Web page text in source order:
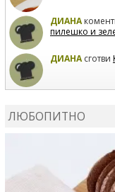
ДИАНА
пилешко и
ДИАНАсготви
ЛЮБОПИТНО